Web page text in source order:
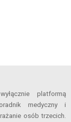
platformą
medyczny i
osób trzecich.